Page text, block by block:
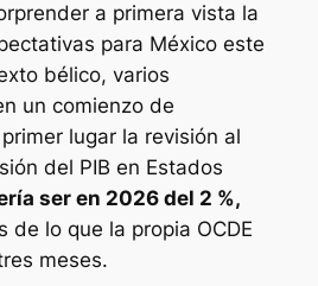
a primera vista la
para México este
bélico, varios
un comienzo de
lugar la revisión al
del PIB en Estados
ser en 2026 del 2 %,
de lo que la propia OCDE
meses.